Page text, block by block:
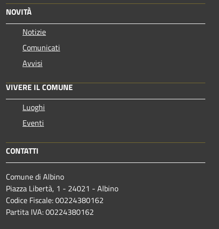
NOVITÀ
Notizie
Comunicati
Avvisi
VIVERE IL COMUNE
Luoghi
Eventi
CONTATTI
Comune di Albino
Piazza Libertà, 1 - 24021 - Albino
Codice Fiscale: 00224380162
Partita IVA: 00224380162